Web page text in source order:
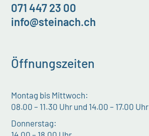
071 447 23 00
info@steinach.ch
Öffnungszeiten
Montag bis Mittwoch:
08.00 – 11.30 Uhr und 14.00 – 17.00 Uhr
Donnerstag: